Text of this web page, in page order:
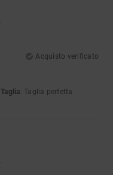
Acquisto verificato
Taglia: Taglia perfetta